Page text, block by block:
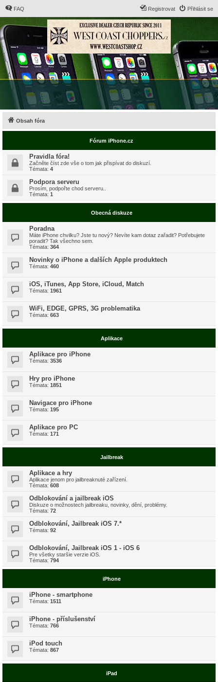
FAQ Přihlásit se
Registrovat
Obsah fóra
Fórum iPhone.cz
Pravidla fóra!
Začněte číst zde vše o tom jak přispívat do diskuzí.
Témata: 4
Podpora serveru
Prosím, podpořte chod serveru..
Témata: 1
Obecná diskuze
Poradna
Máte iPhone chvilku? Jste tu nový? Nevíte kam dotaz zařadit? Potřebujete
poradit? Tak všechno sem.
Témata: 364
Novinky o iPhone a dalších Apple produktech
Témata: 460
iOS, iTunes, App Store, iCloud, Match
Témata: 1961
WiFi, EDGE, GPRS, 3G problematika
Témata: 663
Aplikace
Aplikace pro iPhone
Témata: 3536
Hry pro iPhone
Témata: 1851
Navigace pro iPhone
Témata: 195
Aplikace pro PC
Témata: 171
Jailbreak
Aplikace a hry
Aplikace jenom pro jailbreaknuté zařízení.
Témata: 608
Odblokování a jailbreak iOS
Diskuze o možnostech jailbreaku, novinky, dění, problémy.
Témata: 72
Odblokování, Jailbreak iOS 7.*
Témata: 92
Odblokování, Jailbreak iOS 1 - iOS 6
Pre všetky staršie verzie iOS.
Témata: 794
iPhone
iPhone - smartphone
Témata: 1511
iPhone - příslušenství
Témata: 766
iPod touch
Témata: 867
iPad